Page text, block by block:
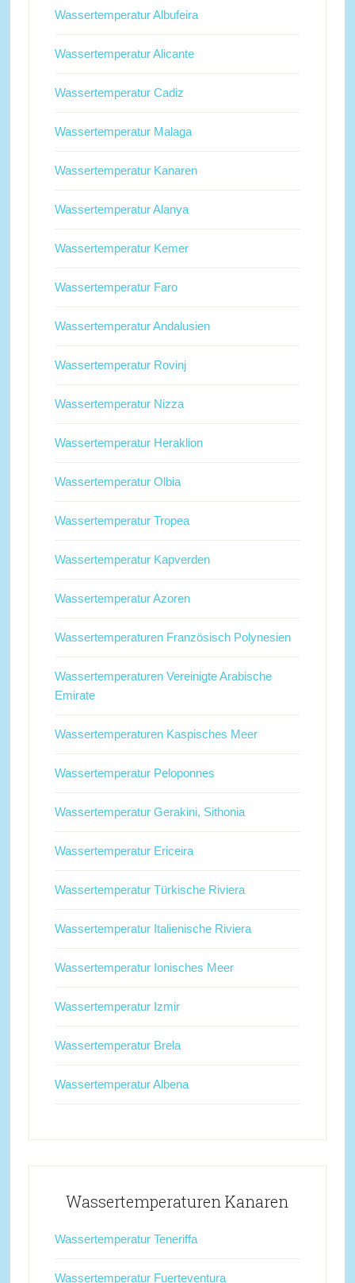
Wassertemperatur Albufeira
Wassertemperatur Alicante
Wassertemperatur Cadiz
Wassertemperatur Malaga
Wassertemperatur Kanaren
Wassertemperatur Alanya
Wassertemperatur Kemer
Wassertemperatur Faro
Wassertemperatur Andalusien
Wassertemperatur Rovinj
Wassertemperatur Nizza
Wassertemperatur Heraklion
Wassertemperatur Olbia
Wassertemperatur Tropea
Wassertemperatur Kapverden
Wassertemperatur Azoren
Wassertemperaturen Französisch Polynesien
Wassertemperaturen Vereinigte Arabische
Emirate
Wassertemperaturen Kaspisches Meer
Wassertemperatur Peloponnes
Wassertemperatur Gerakini, Sithonia
Wassertemperatur Ericeira
Wassertemperatur Türkische Riviera
Wassertemperatur Italienische Riviera
Wassertemperatur Ionisches Meer
Wassertemperatur Izmir
Wassertemperatur Brela
Wassertemperatur Albena
Wassertemperaturen Kanaren
Wassertemperatur Teneriffa
Wassertemperatur Fuerteventura